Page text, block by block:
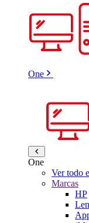
One
One
Ver todo
Marcas
HP